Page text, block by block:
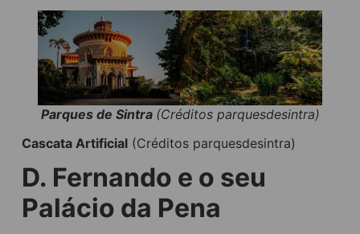
Parques de Sintra (Créditos parquesdesintra)
Cascata Artificial (Créditos parquesdesintra)
D. Fernando e o seu
Palácio da Pena